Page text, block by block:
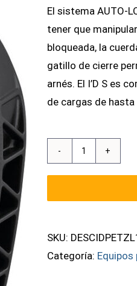
El sistema AUTO-
tener que
bloqueada, la
gatillo de cierre
arnés. El I’D S es
de cargas de hasta
S
Con
Función
SKU:
Categoría: Equipos